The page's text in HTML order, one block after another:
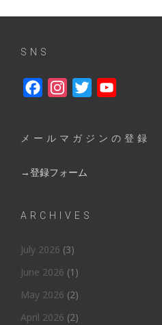
SNS
FacebookInstagram
Twitter
メールマガジンの登録
→登録フォーム
ARCHIVES
July 2026 (3)
June 2026 (1)
May 2026 (2)
April 2026 (2)